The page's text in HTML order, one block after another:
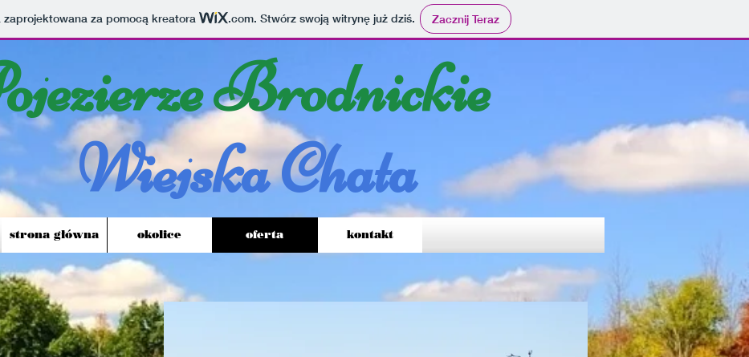
zaprojektowana za pomocą kreatora .com. Stwórz swoją witrynę już dziś. Zacznij Teraz
Brodnickie
Wiejska Chata
strona główna okolice oferta kontakt